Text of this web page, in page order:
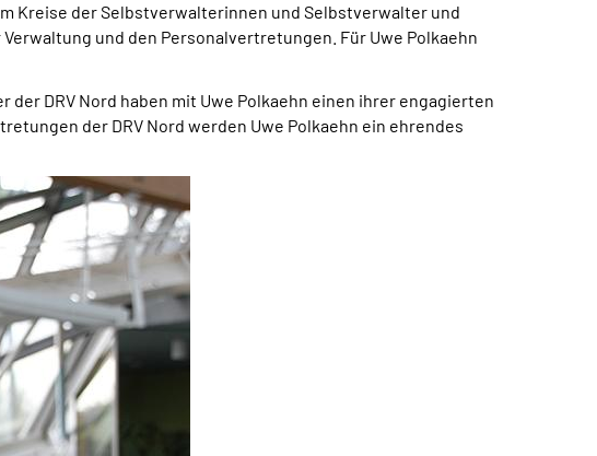
Kreise der Selbstverwalterinnen und Selbstverwalter und
und den Personalvertretungen. Für Uwe Polkaehn
DRV Nord haben mit Uwe Polkaehn einen ihrer engagierten
der DRV Nord werden Uwe Polkaehn ein ehrendes